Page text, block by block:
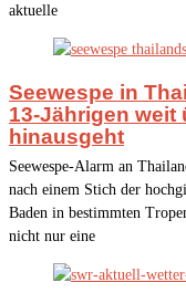
aktuelle
Seewespe in
13-Jährigen weit
hinausgeht
Seewespe-Alarm an
nach einem Stich der
Baden in bestimmten
nicht nur eine